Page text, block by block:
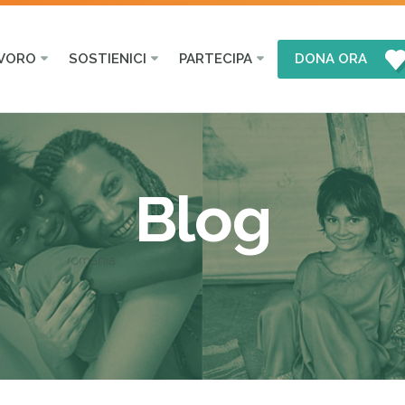
SOSTIENICI PARTECIPA DONA ORA
Blog
romania